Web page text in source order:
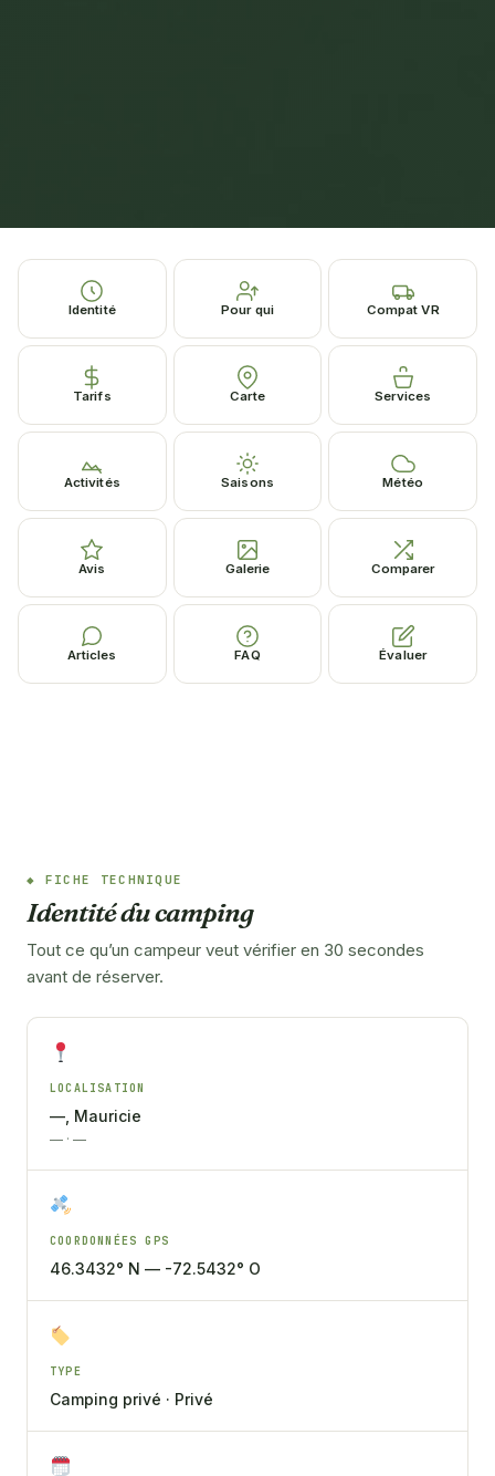
Identité Pour qui Compat VR
Tarifs Carte Services
Activités Saisons Météo
Avis Galerie Comparer
Articles FAQ Évaluer
FICHE TECHNIQUE
Identité du camping
Tout ce qu’un campeur veut vérifier en 30 secondes
avant de réserver.
LOCALISATION
—, Mauricie
— · —
COORDONNÉES GPS
46.3432° N — -72.5432° O
TYPE
Camping privé · Privé